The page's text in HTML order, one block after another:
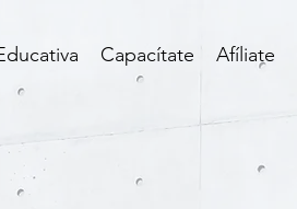
Capacítate Afíliate